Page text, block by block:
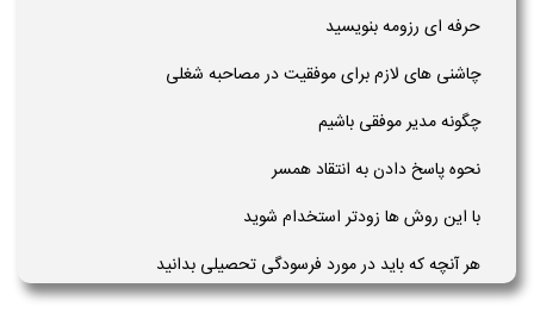
حرفه ای رزومه بنویسید
چاشنی های لازم برای موفقیت در مصاحبه شغلی
چگونه مدیر موفقی باشیم
نحوه پاسخ دادن به انتقاد همسر
با این روش ها زودتر استخدام شوید
هر آنچه که باید در مورد فرسودگی تحصیلی بدانید